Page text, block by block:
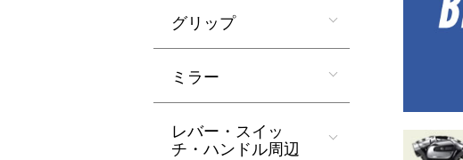
グリップ
ミラー
レバー・スイッ
チ・ハンドル周辺